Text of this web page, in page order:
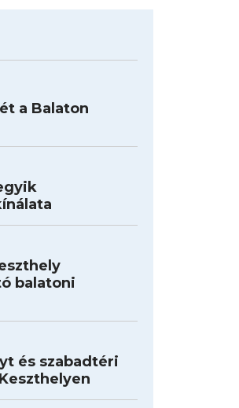
a Balaton
balatoni
és szabadtéri